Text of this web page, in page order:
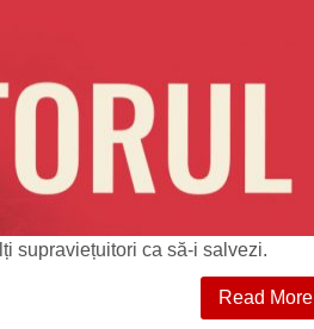
supraviețuitori ca să-i salvezi.
Read More